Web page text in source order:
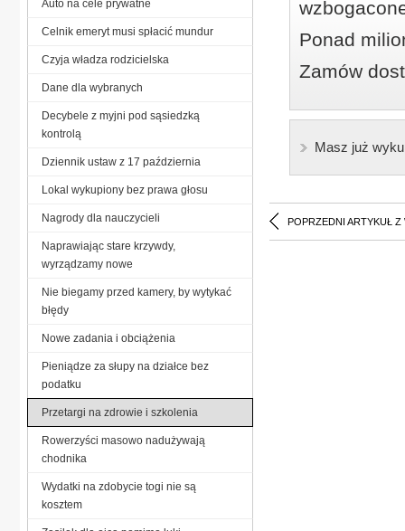
Ponad
Zamów
Masz już
POPRZEDNI ARTYKUŁ Z
Auto na cele prywatne
Celnik emeryt musi spłacić mundur
Czyja władza rodzicielska
Dane dla wybranych
Decybele z myjni pod sąsiedzką
kontrolą
Dziennik ustaw z 17 październia
Lokal wykupiony bez prawa głosu
Nagrody dla nauczycieli
Naprawiając stare krzywdy,
wyrządzamy nowe
Nie biegamy przed kamery, by wytykać
błędy
Nowe zadania i obciążenia
Pieniądze za słupy na działce bez
podatku
Przetargi na zdrowie i szkolenia
Rowerzyści masowo nadużywają
chodnika
Wydatki na zdobycie togi nie są
kosztem